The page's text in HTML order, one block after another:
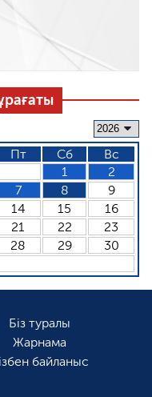
Пт Сб
Вс
1
2
7 8
9
14 15
16
21 22
23
28 29
30
Біз туралы
Жарнама
байланыс